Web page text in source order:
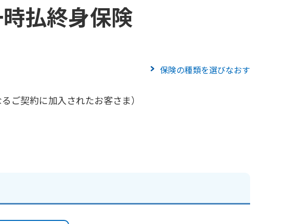
払終身保険
保険の種類を選びなおす
ご契約に加入されたお客さま）